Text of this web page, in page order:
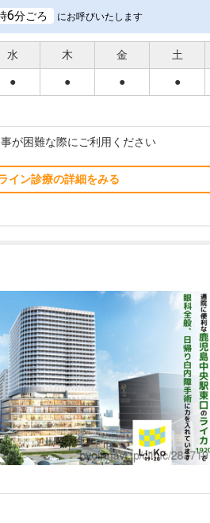
6分ごろ にお呼びいたします
水 木 金 土
● ● ● ●
が困難な際にご利用ください
イン診療の詳細をみる